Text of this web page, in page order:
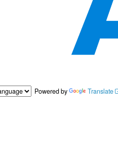
Powered by Translate